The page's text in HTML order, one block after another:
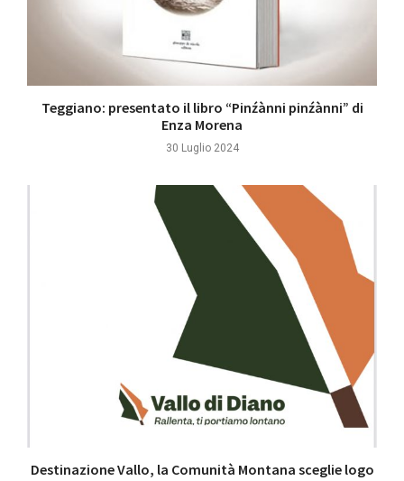
Teggiano: presentato il libro “Pinźànni pinźànni” di
Enza Morena
30 Luglio 2024
Destinazione Vallo, la Comunità Montana sceglie logo